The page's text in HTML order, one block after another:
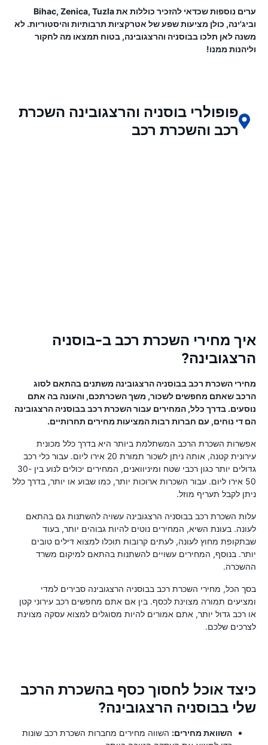
ערים נוספות שכדאי להזכיר כוללות את Bihac, Zenica, Tuzla
וביג'ינה, כולן מציעות שפע של אטרקציות תרבותיות והיסטוריות. לא
משנה לאן תלכו בבוסניה והרצגובינה, בטוח תמצאו מה לחקור
וליהנות ממנו!
פופולרי בוסניה והרצגובינה השכרת
רכב והשכרת רכב
איך מחירי השכרת רכב ב-בוסניה
הרצגובינה?
מחירי השכרת רכב בבוסניה הרצגובינה משתנים בהתאם לסוג
הרכב שאתם מחפשים לשכור, משך השכרתכם, והעונה בה אתם
נוסעים. בדרך כלל, המחירים עבור השכרת רכב בבוסניה הרצגובינה
הם די נוחים, עם חברות רבות המציעות מחירים תחרותיים.
אפשרות השכרת הרכב המשתלמת ביותר היא בדרך כלל מכונית
עירונית קטנה, אותה ניתן לשכור תמורת 20 אירו ליום. עבור כלי רכב
גדולים יותר כגון רכבי שטח ומיניוואנים, המחירים יכולים לנוע בין 30-
50 אירו ליום. עבור השכרות ארוכות יותר, כמו שבוע או יותר, בדרך כלל
ניתן לקבל תעריף מוזל.
עלות השכרת רכב בבוסניה הרצגובינה עשויה להשתנות גם בהתאם
לעונה. בעונת השיא, המחירים נוטים להיות גבוהים יותר, בעוד
שבתקופת מחוץ לעונה, לעתים קרובות תוכלו למצוא דילים טובים
יותר. בנוסף, המחירים עשויים להשתנות בהתאם למיקום משרד
ההשכרה.
בסך הכל, מחירי השכרת רכב בבוסניה הרצגובינה סבירים למדי
ומציעים תמורה מצוינת לכסף. בין אם אתם מחפשים רכב עירוני קטן
או רכב גדול יותר, אתם אמורים להיות מסוגלים למצוא עסקה מצוינת
לצרכים שלכם.
כיצד אוכל לחסוך כסף בהשכרת הרכב
שלי בבוסניה הרצגובינה?
השוואת מחירים: השווה מחירים מחברות השכרת רכב שונות